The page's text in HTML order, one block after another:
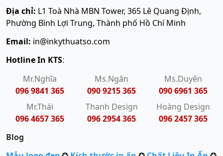
Địa chỉ: L1 Toà Nhà MBN Tower, 365 Lê Quang Định,
Phường Bình Lợi Trung, Thành phố Hồ Chí Minh
Email: in@inkythuatso.com
Hotline In KTS:
Mr.Nghĩa
096 9841 365
Ms.Ngân
090 9215 365
Ms.Duyên
090 6961 365
Mr.Thái
096 4657 365
Thanh Design
096 2954 365
Hoàng Design
096 2457 365
Blog